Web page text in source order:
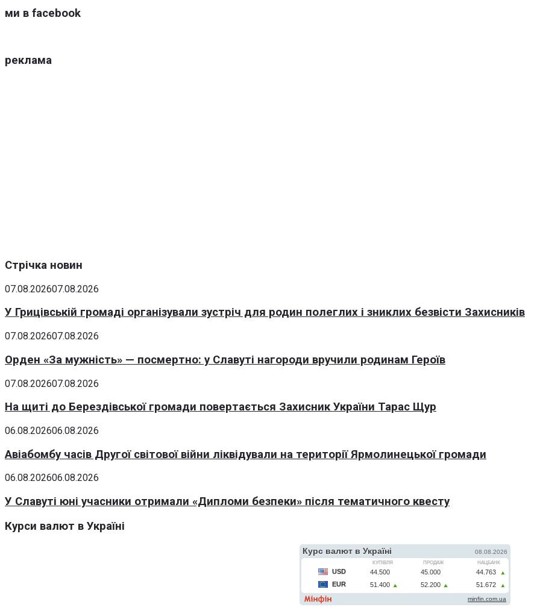
ми в facebook
реклама
Стрічка новин
07.08.202607.08.2026
У Грицівській громаді організували зустріч для родин полеглих і зниклих безвісти Захисників
07.08.202607.08.2026
Орден «За мужність» — посмертно: у Славуті нагороди вручили родинам Героїв
07.08.202607.08.2026
На щиті до Берездівської громади повертається Захисник України Тарас Щур
06.08.202606.08.2026
Авіабомбу часів Другої світової війни ліквідували на території Ярмолинецької громади
06.08.202606.08.2026
У Славуті юні учасники отримали «Дипломи безпеки» після тематичного квесту
Курси валют в Україні